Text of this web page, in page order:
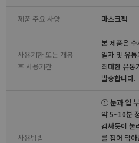
제품 주요 사양 마스크팩
사용기한 또는 개봉
후 사용기간
본 제품은
일자 및 유
최대한 유통
발송합니다.
사용방법
① 눈과 입
약 5~10분
감싸듯이 눌
를 접어 닦